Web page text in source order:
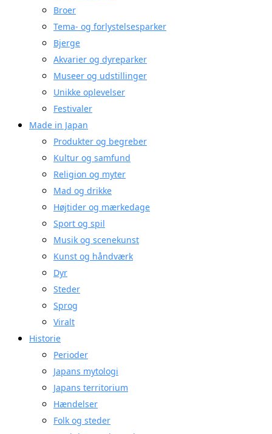
Broer
Tema- og forlystelsesparker
Bjerge
Akvarier og dyreparker
Museer og udstillinger
Unikke oplevelser
Festivaler
Made in Japan
Produkter og begreber
Kultur og samfund
Religion og myter
Mad og drikke
Højtider og mærkedage
Sport og spil
Musik og scenekunst
Kunst og håndværk
Dyr
Steder
Sprog
Viralt
Historie
Perioder
Japans mytologi
Japans territorium
Hændelser
Folk og steder